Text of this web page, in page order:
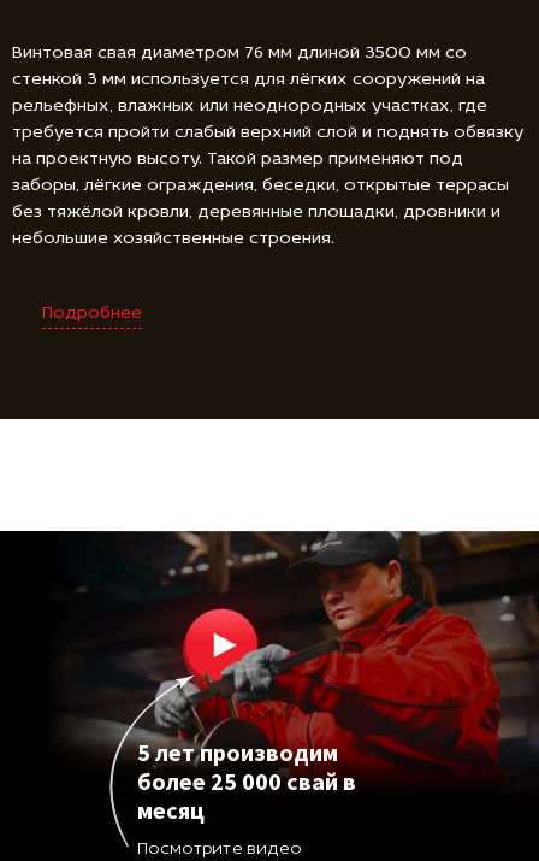
Винтовая свая диаметром 76 мм длиной 3500 мм со
стенкой 3 мм используется для лёгких сооружений на
рельефных, влажных или неоднородных участках, где
требуется пройти слабый верхний слой и поднять обвязку
на проектную высоту. Такой размер применяют под
заборы, лёгкие ограждения, беседки, открытые террасы
без тяжёлой кровли, деревянные площадки, дровники и
небольшие хозяйственные строения.
Подробнее
5 лет производим
более 25 000 свай в
месяц
Посмотрите видео